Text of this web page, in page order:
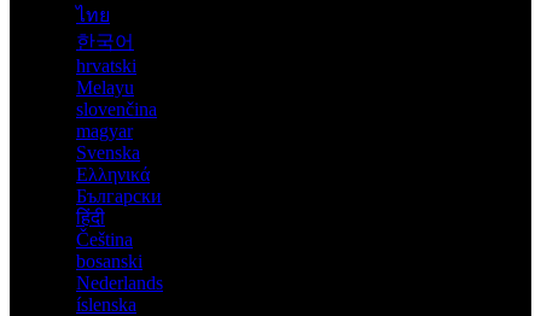
ไทย
한국어
hrvatski
Melayu
slovenčina
magyar
Svenska
Ελληνικά
Български
हिंदी
Čeština
bosanski
Nederlands
íslenska